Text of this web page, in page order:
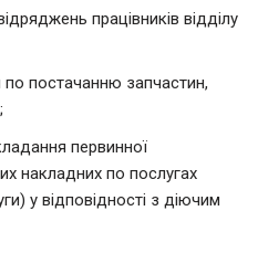
працівників відділу
по постачанню запчастин,
первинної
накладних по послугах
у відповідності з діючим